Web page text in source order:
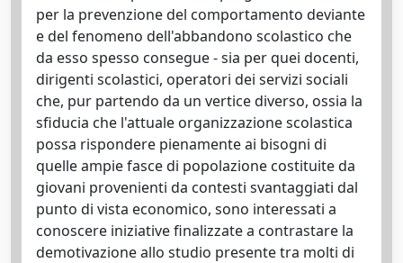
per la prevenzione del comportamento deviante
e del fenomeno dell'abbandono scolastico che
da esso spesso consegue - sia per quei docenti,
dirigenti scolastici, operatori dei servizi sociali
che, pur partendo da un vertice diverso, ossia la
sfiducia che l'attuale organizzazione scolastica
possa rispondere pienamente ai bisogni di
quelle ampie fasce di popolazione costituite da
giovani provenienti da contesti svantaggiati dal
punto di vista economico, sono interessati a
conoscere iniziative finalizzate a contrastare la
demotivazione allo studio presente tra molti di